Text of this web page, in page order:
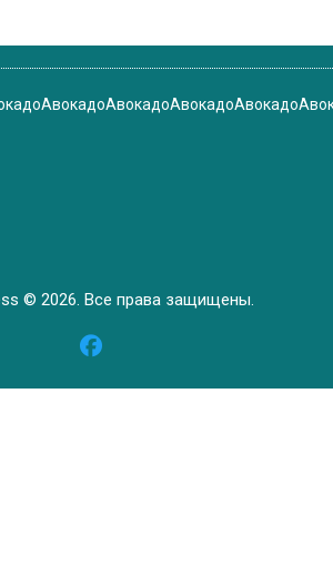
АвокадоАвокадоАвокадоАвокадо
© 2026. Все права защищены.